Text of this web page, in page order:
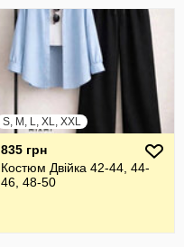
S, M, L, XL, XXL
835 грн
Костюм Двійка 42-44, 44-
46, 48-50